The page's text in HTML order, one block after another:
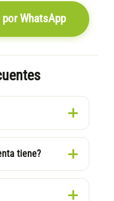
WhatsApp
tiene?